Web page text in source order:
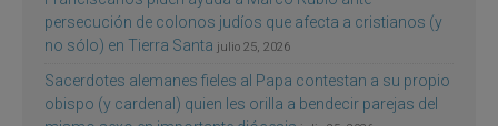
persecución de colonos judíos que afecta a cristianos (y
no sólo) en Tierra Santa julio 25, 2026
Sacerdotes alemanes fieles al Papa contestan a su propio
obispo (y cardenal) quien les orilla a bendecir parejas del